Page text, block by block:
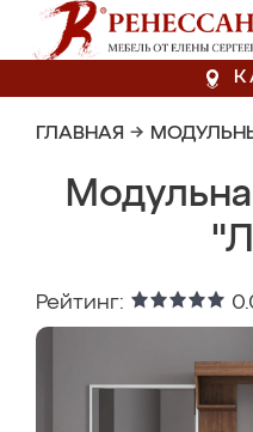
ГЛАВНАЯ →
Рейтинг: